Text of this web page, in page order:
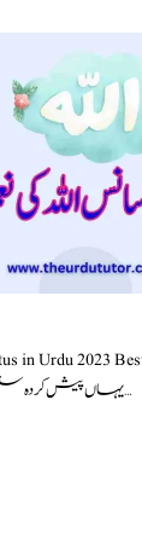
in Urdu 2023
Urdu 2023 یہاں پیش کردہ سٹیٹس لائنز کا …